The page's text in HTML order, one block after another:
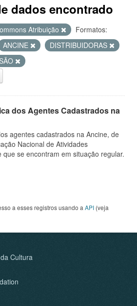
dados encontrado
Atribuição
Formatos:
ANCINE
DISTRIBUIDORAS
dos Agentes Cadastrados na
agentes cadastrados na Ancine, de
Nacional de Atividades
que se encontram em situação regular.
a esses registros usando a API (veja
Cultura